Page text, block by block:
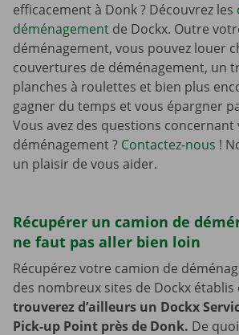
efficacement à Donk ? Découvrez les
déménagement de Dockx. Outre
déménagement, vous pouvez louer
couvertures de déménagement, un
planches à roulettes et bien plus
gagner du temps et vous épargner
Vous avez des questions concernant
déménagement ? Contactez-nous !
un plaisir de vous aider.
Récupérer un camion de
ne faut pas aller bien loin
Récupérez votre camion de
des nombreux sites de Dockx établis
trouverez d’ailleurs un Dockx
Pick-up Point près de Donk. De